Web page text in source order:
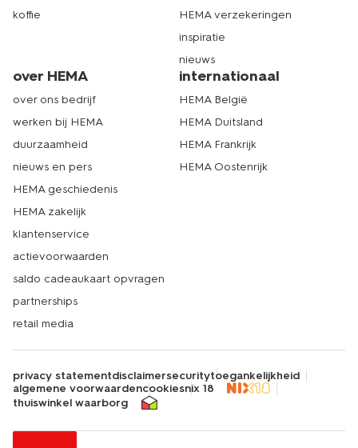
koffie
HEMA verzekeringen
inspiratie
nieuws
over HEMA
over ons bedrijf
werken bij HEMA
duurzaamheid
nieuws en pers
HEMA geschiedenis
HEMA zakelijk
klantenservice
actievoorwaarden
saldo cadeaukaart opvragen
partnerships
retail media
internationaal
HEMA België
HEMA Duitsland
HEMA Frankrijk
HEMA Oostenrijk
privacy statementdisclaimersecuritytoegankelijkheid
algemene voorwaardencookiesnix 18
thuiswinkel waarborg